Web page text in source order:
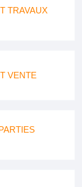
TRAVAUX
VENTE